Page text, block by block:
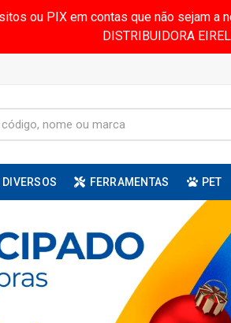
ou PIX em contas que não sejam
DISTRIBUIDORA
DIVERSOS FERRAMENTAS PET